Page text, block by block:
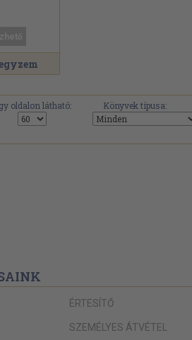
oldalon látható: Könyvek típusa:
ÉRTESÍTŐ
SZEMÉLYES ÁTVÉTEL